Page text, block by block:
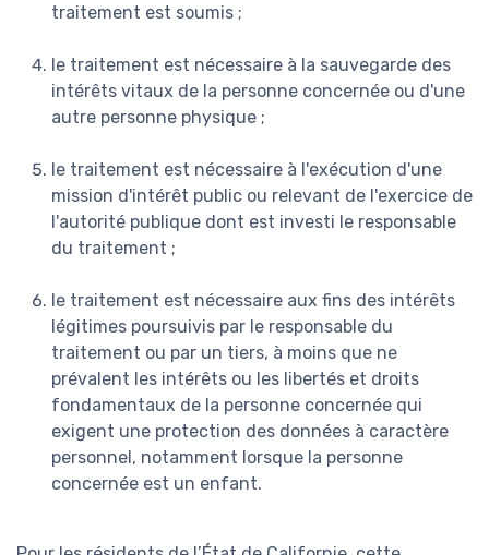
traitement est soumis ;
le traitement est nécessaire à la sauvegarde des
intérêts vitaux de la personne concernée ou d'une
autre personne physique ;
le traitement est nécessaire à l'exécution d'une
mission d'intérêt public ou relevant de l'exercice de
l'autorité publique dont est investi le responsable
du traitement ;
le traitement est nécessaire aux fins des intérêts
légitimes poursuivis par le responsable du
traitement ou par un tiers, à moins que ne
prévalent les intérêts ou les libertés et droits
fondamentaux de la personne concernée qui
exigent une protection des données à caractère
personnel, notamment lorsque la personne
concernée est un enfant.